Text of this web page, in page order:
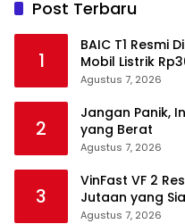
Post Terbaru
1
BAIC T1 Resmi
Mobil Listrik
Pasar EV
Agustus 7, 2026
2
Jangan Panik,
yang Berat
Agustus 7, 2026
3
VinFast VF 2
Jutaan yang
Motor
Agustus 7, 2026